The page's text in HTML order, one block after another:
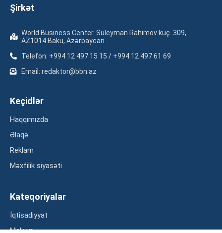
Şirkət
World Business Center. Suleyman Rahimov küç. 309,
AZ1014 Baku, Azərbaycan
Telefon: +994 12 497 15 15 / +994 12 497 61 69
Email: redaktor@bbn.az
Keçidlər
Haqqımızda
Əlaqə
Reklam
Məxfilik siyasəti
Kateqoriyalar
İqtisadiyyat
Maliyyə